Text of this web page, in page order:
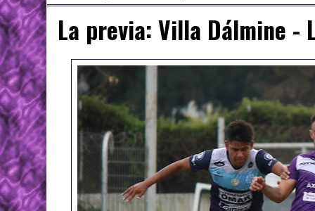
La previa: Villa Dálmine -